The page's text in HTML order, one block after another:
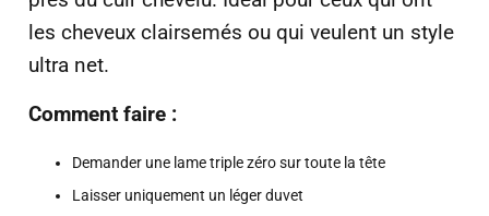
les cheveux clairsemés ou qui veulent un style
ultra net.
Comment faire :
Demander une lame triple zéro sur toute la tête
Laisser uniquement un léger duvet